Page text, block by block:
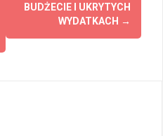
BUDŻECIE I UKRYTYCH
WYDATKACH →